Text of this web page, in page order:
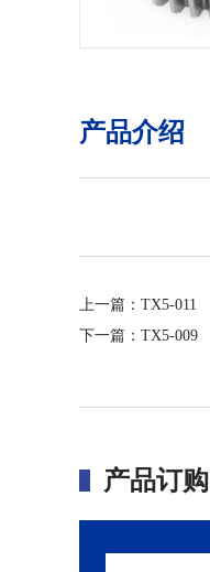
产品介绍
上一篇： TX5-011
下一篇： TX5-009
产品订购